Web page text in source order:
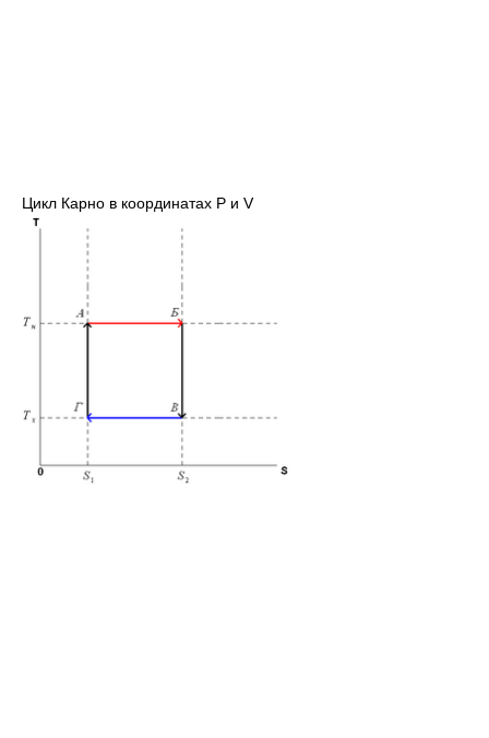
Цикл Карно в координатах P и V